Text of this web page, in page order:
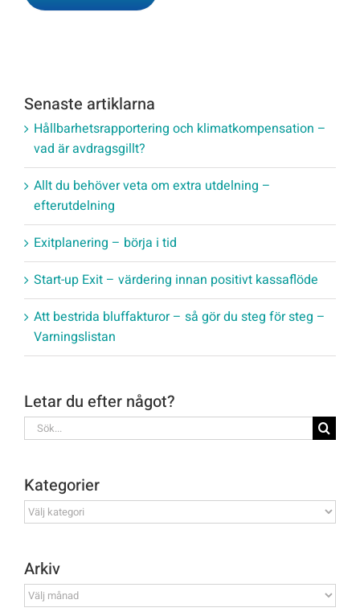
Senaste artiklarna
Hållbarhetsrapportering och klimatkompensation –
vad är avdragsgillt?
Allt du behöver veta om extra utdelning –
efterutdelning
Exitplanering – börja i tid
Start-up Exit – värdering innan positivt kassaflöde
Att bestrida bluffakturor – så gör du steg för steg –
Varningslistan
Letar du efter något?
Sök
efter:
Kategorier
Kategorier
Arkiv
Arkiv